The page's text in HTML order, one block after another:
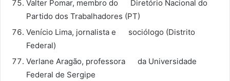
Valter Pomar, membro do Diretório Nacional do
Partido dos Trabalhadores (PT)
Venício Lima, jornalista e sociólogo (Distrito
Federal)
Verlane Aragão, professora da Universidade
Federal de Sergipe